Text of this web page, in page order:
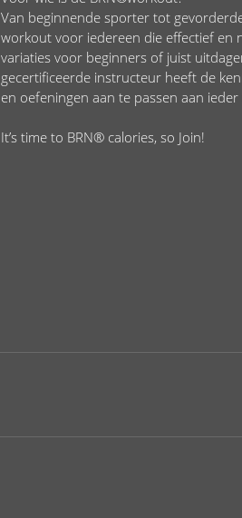
Van beginnende sporter tot
workout voor iedereen die effectief en
variaties voor beginners of juist
gecertificeerde instructeur heeft de
en oefeningen aan te passen aan ieder
It’s time to BRN® calories, so Join!